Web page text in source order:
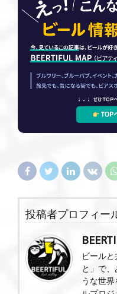
投稿者プロフィー
ビール
と」で
うな世